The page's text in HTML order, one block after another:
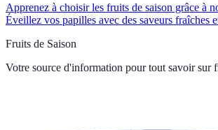
Apprenez à choisir les fruits de saison grâce à
Éveillez vos papilles avec des saveurs fraîches
Fruits de Saison
Votre source d'information pour tout savoir sur